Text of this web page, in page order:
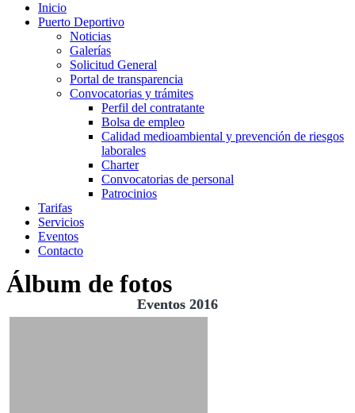
Inicio
Puerto Deportivo
Noticias
Galerías
Solicitud General
Portal de transparencia
Convocatorias y trámites
Perfil del contratante
Bolsa de empleo
Calidad medioambiental y prevención de riesgos
laborales
Charter
Convocatorias de personal
Patrocinios
Tarifas
Servicios
Eventos
Contacto
Álbum de fotos
Eventos 2016